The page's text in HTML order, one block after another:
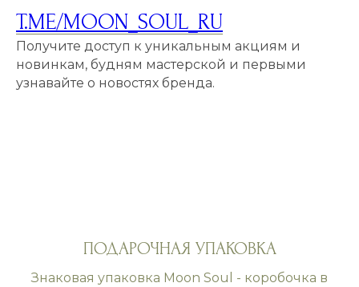
T.ME/MOON_SOUL_RU
Получите доступ к уникальным акциям и
новинкам, будням мастерской и первыми
узнавайте о новостях бренда.
ПОДАРОЧНАЯ УПАКОВКА
Знаковая упаковка Moon Soul - коробочка в